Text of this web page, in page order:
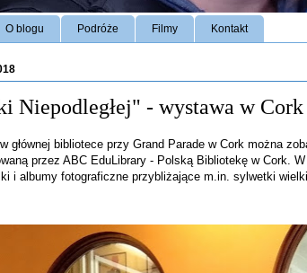
O blogu Podróże Filmy Kontakt
Niepodległej" - wystawa w
głównej bibliotece przy Grand Parade w Cork można
przez ABC EduLibrary - Polską Bibliotekę w Cork.
i albumy fotograficzne przybliżające m.in. sylwetki